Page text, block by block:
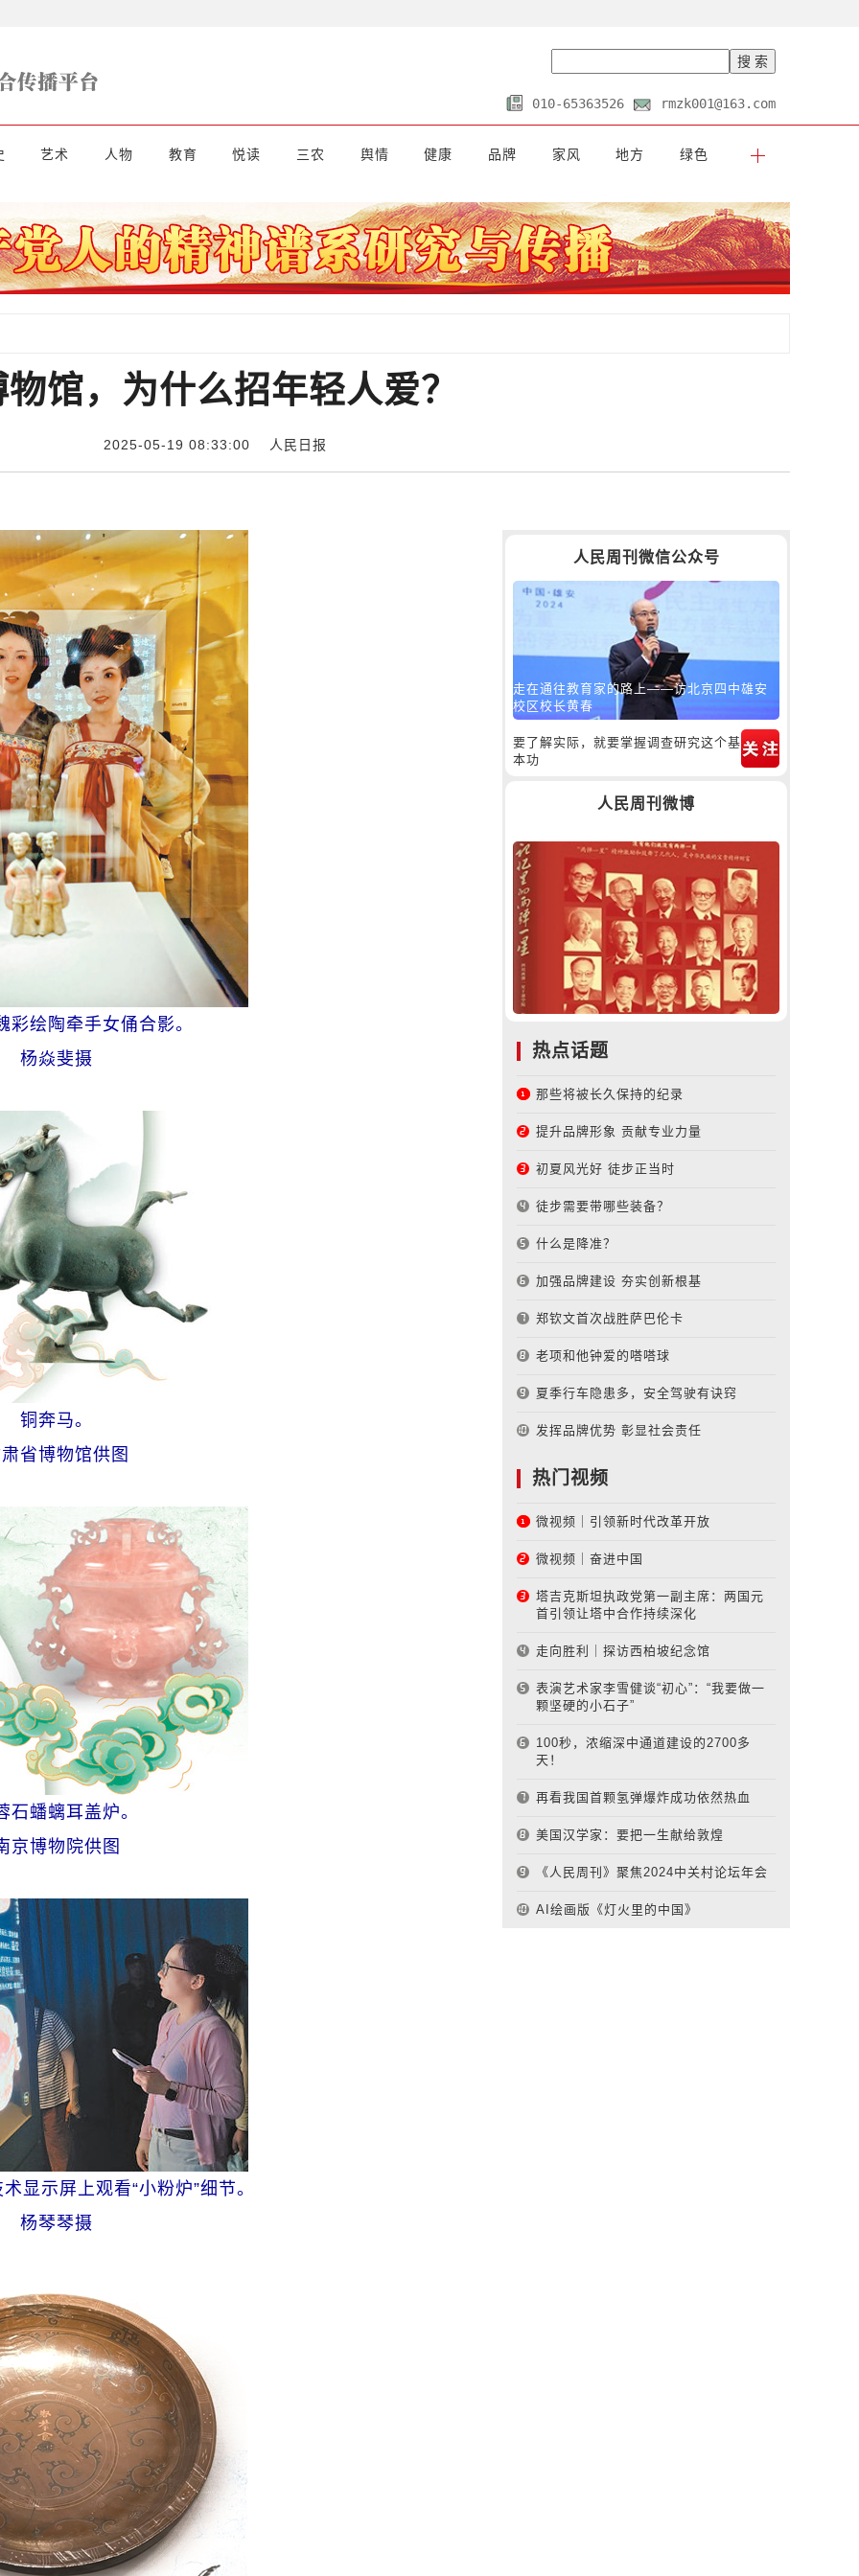
010-65363526 rmzk001@163.com
艺术 人物 教育 悦读 三农 舆情 健康 品牌 家风 地方 绿色
馆，为什么招年轻人爱？
2025-05-19 08:33:00 人民日报
彩绘陶牵手女俑合影。
杨焱斐摄
铜奔马。
省博物馆供图
石蟠螭耳盖炉。
京博物院供图
显示屏上观看“小粉炉”细节。
杨琴琴摄
人民周刊微信公众号
走在通往教育家的路上——访北京四中雄安
校区校长黄春
要了解实际，就要掌握调查研究这个基
本功
人民周刊微博
热点话题
那些将被长久保持的纪录
提升品牌形象 贡献专业力量
初夏风光好 徒步正当时
徒步需要带哪些装备？
什么是降准？
加强品牌建设 夯实创新根基
郑钦文首次战胜萨巴伦卡
老项和他钟爱的嗒嗒球
夏季行车隐患多，安全驾驶有诀窍
发挥品牌优势 彰显社会责任
热门视频
微视频｜引领新时代改革开放
微视频｜奋进中国
塔吉克斯坦执政党第一副主席：两国元
首引领让塔中合作持续深化
走向胜利｜探访西柏坡纪念馆
表演艺术家李雪健谈“初心”：“我要做一
颗坚硬的小石子”
100秒，浓缩深中通道建设的2700多
天！
再看我国首颗氢弹爆炸成功依然热血
美国汉学家：要把一生献给敦煌
《人民周刊》聚焦2024中关村论坛年会
AI绘画版《灯火里的中国》